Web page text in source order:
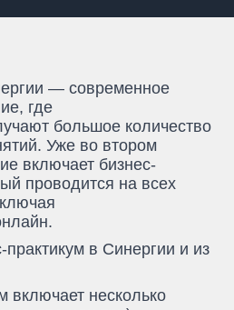
— современное
где
большое количество
Уже во втором
включает бизнес-
проводится на всех
практикум в Синергии и из
включает несколько